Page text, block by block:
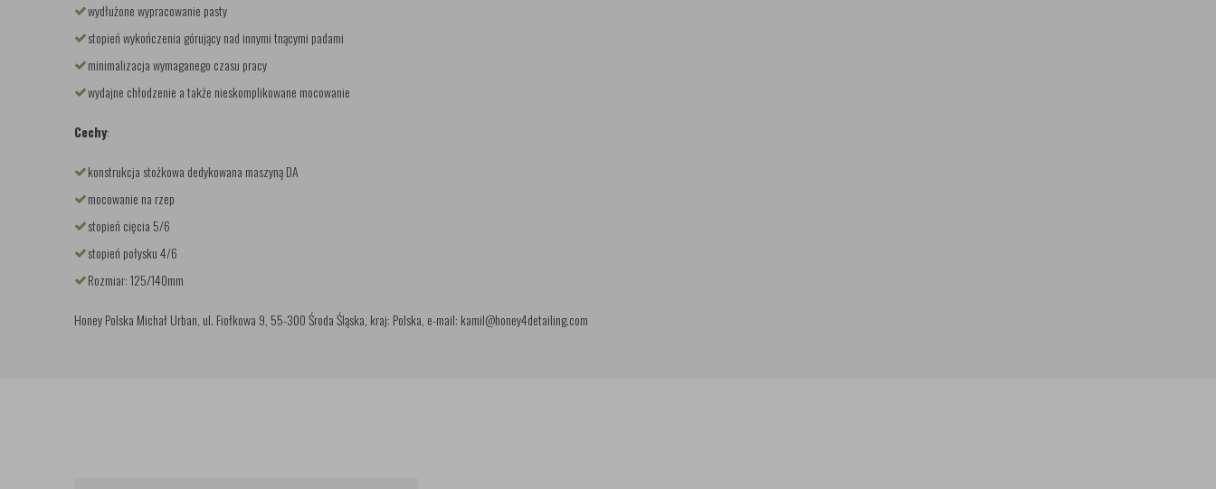
wydłużone wypracowanie pasty
stopień wykończenia górujący nad innymi tnącymi padami
minimalizacja wymaganego czasu pracy
wydajne chłodzenie a także nieskomplikowane mocowanie
Cechy:
konstrukcja stożkowa dedykowana maszyną DA
mocowanie na rzep
stopień cięcia 5/6
stopień połysku 4/6
Rozmiar: 125/140mm
Honey Polska Michał Urban, ul. Fiołkowa 9, 55-300 Środa Śląska, kraj: Polska, e-mail: kamil@honey4detailing.com